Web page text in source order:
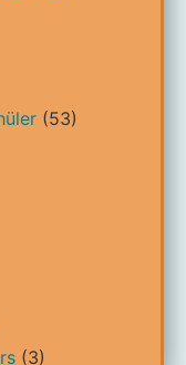
(53)
(3)